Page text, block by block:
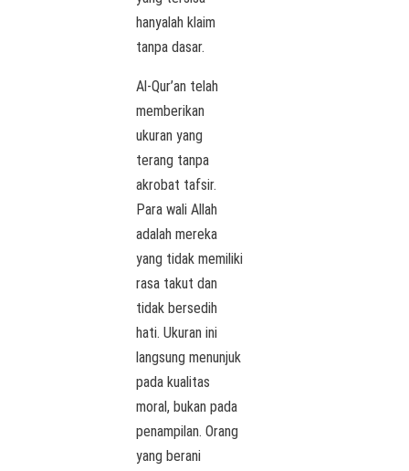
hanyalah klaim
tanpa dasar.
Al-Qur’an telah
memberikan
ukuran yang
terang tanpa
akrobat tafsir.
Para wali Allah
adalah mereka
yang tidak memiliki
rasa takut dan
tidak bersedih
hati. Ukuran ini
langsung menunjuk
pada kualitas
moral, bukan pada
penampilan. Orang
yang berani